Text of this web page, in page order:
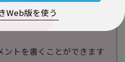
Web版を使う
ントを書くことができます